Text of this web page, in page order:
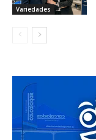
Variedades